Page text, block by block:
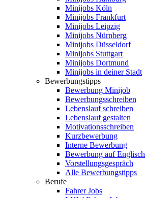
Minijobs Köln
Minijobs Frankfurt
Minijobs Leipzig
Minijobs Nürnberg
Minijobs Düsseldorf
Minijobs Stuttgart
Minijobs Dortmund
Minijobs in deiner Stadt
Bewerbungstipps
Bewerbung Minijob
Bewerbungsschreiben
Lebenslauf schreiben
Lebenslauf gestalten
Motivationsschreiben
Kurzbewerbung
Interne Bewerbung
Bewerbung auf Englisch
Vorstellungsgespräch
Alle Bewerbungstipps
Berufe
Fahrer Jobs